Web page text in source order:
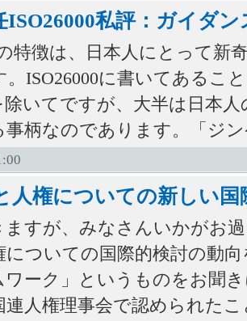
ISO26000私評：ガイダ
特徴は、日本人にとって新
。ISO26000に書いてあるこ
除いてですが、大半は日本
事柄なのであります。「ジ
人権についての新しい
ますが、みなさんいかがお
についての国際的検討の動
ワーク」というものをお聞
連人権理事会で認められた